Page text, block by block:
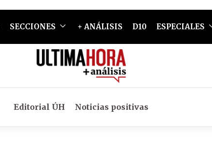
SECCIONES + ANÁLISIS D10 ESPECIALES
Editorial ÚH Noticias positivas